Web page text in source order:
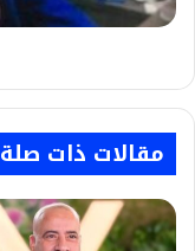
مقالات ذات صلة